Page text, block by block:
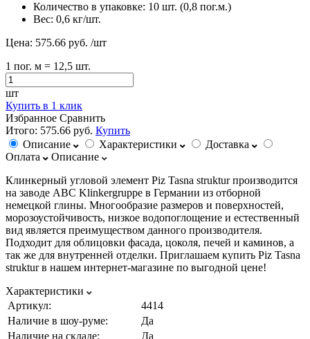
Количество в упаковке: 10 шт. (0,8 пог.м.)
Вес: 0,6 кг/шт.
Цена: 575.66 руб. /шт
1 пог. м = 12,5 шт.
шт
Купить в 1 клик
Избранное Сравнить
Итого: 575.66 руб. Купить
Описание
Характеристики
Доставка
Оплата
Описание
Клинкерный угловой элемент Piz Tasna struktur производится
на заводе ABC Klinkergruppe в Германии из отборной
немецкой глины. Многообразие размеров и поверхностей,
морозоустойчивость, низкое водопоглощение и естественный
вид является преимуществом данного производителя.
Подходит для облицовки фасада, цоколя, печей и каминов, а
так же для внутренней отделки. Приглашаем купить Piz Tasna
struktur в нашем интернет-магазине по выгодной цене!
Характеристики
Артикул:
4414
Наличие в шоу-руме:
Да
Наличие на складе:
Да